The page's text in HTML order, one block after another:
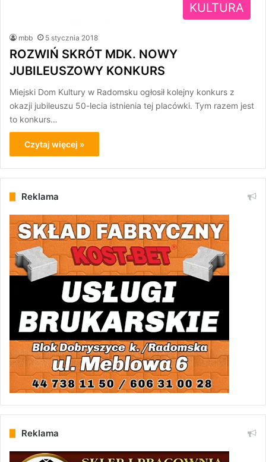
KULTURA
mbb 5 stycznia 2018
ROZWIŃ SKRÓT MDK. NOWY
JUBILEUSZOWY KONKURS
Miejski Dom Kultury w Radomsku ogłosił kolejny konkurs z
okazji jubileuszu 50-lecia istnienia tej placówki. Tym razem jest
to konkurs…
Czytaj więcej »
Reklama
Reklama